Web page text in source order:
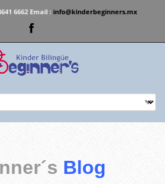
6662 Email : info@kinderbeginners.mx
Blog